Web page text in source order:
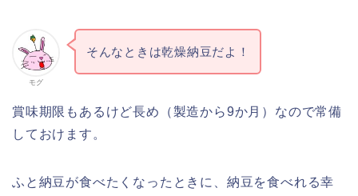
モグ
そんなときは乾燥納豆だよ！
賞味期限もあるけど長め（製造から9か月）なので常備
しておけます。
ふと納豆が食べたくなったときに、納豆を食べれる幸